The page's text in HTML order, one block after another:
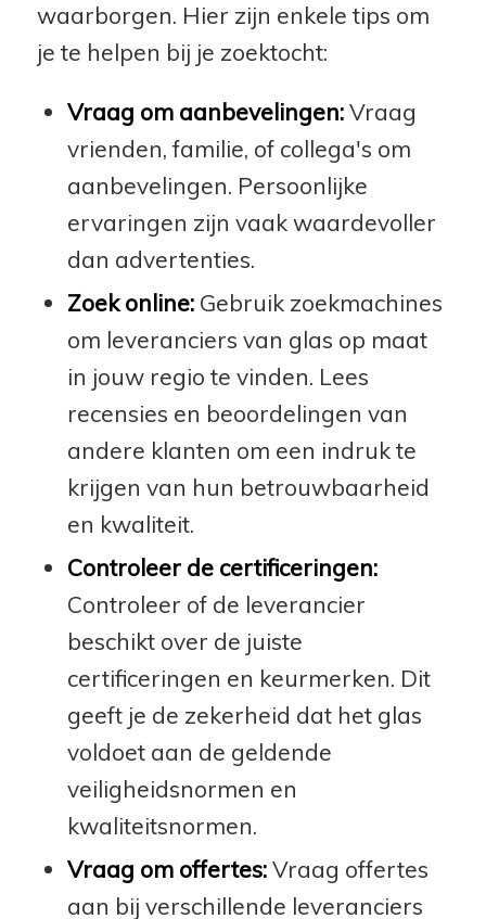
waarborgen. Hier zijn enkele tips om
je te helpen bij je zoektocht:
Vraag om aanbevelingen:Vraag
vrienden, familie, of collega's om
aanbevelingen. Persoonlijke
ervaringen zijn vaak waardevoller
dan advertenties.
Zoek online:Gebruik zoekmachines
om leveranciers van glas op maat
in jouw regio te vinden. Lees
recensies en beoordelingen van
andere klanten om een indruk te
krijgen van hun betrouwbaarheid
en kwaliteit.
Controleer de certificeringen:
Controleer of de leverancier
beschikt over de juiste
certificeringen en keurmerken. Dit
geeft je de zekerheid dat het glas
voldoet aan de geldende
veiligheidsnormen en
kwaliteitsnormen.
Vraag om offertes:Vraag offertes
aan bij verschillende leveranciers